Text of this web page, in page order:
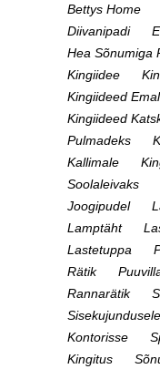
Bettys Home
Diivanipadi
Hea Sõnumiga
Kingiidee
Kingiideed
Kingiideed
Pulmadeks
Kallimale
Soolaleivaks
Joogipudel
Lamptäht
Lastetuppa
Rätik
Rannarätik
Kontorisse
Kingitus